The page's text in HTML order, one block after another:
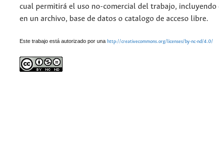
cual permitirá el uso no-comercial del trabajo, incluyendo
en un archivo, base de datos o catalogo de acceso libre.
Este trabajo está autorizado por una http://creativecommons.org/licenses/by-nc-nd/4.0/